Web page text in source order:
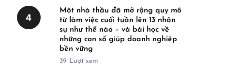
4
Một nhà thầu đã mở rộng quy mô
từ làm việc cuối tuần lên 13 nhân
sự như thế nào – và bài học về
những con số giúp doanh nghiệp
bền vững
39 Lượt xem